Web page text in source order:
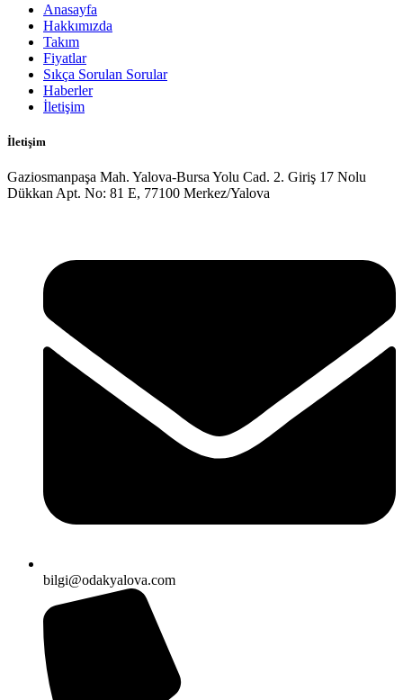
Anasayfa
Hakkımızda
Takım
Fiyatlar
Sıkça Sorulan Sorular
Haberler
İletişim
İletişim
Gaziosmanpaşa Mah. Yalova-Bursa Yolu Cad. 2. Giriş 17 Nolu
Dükkan Apt. No: 81 E, 77100 Merkez/Yalova
bilgi@odakyalova.com